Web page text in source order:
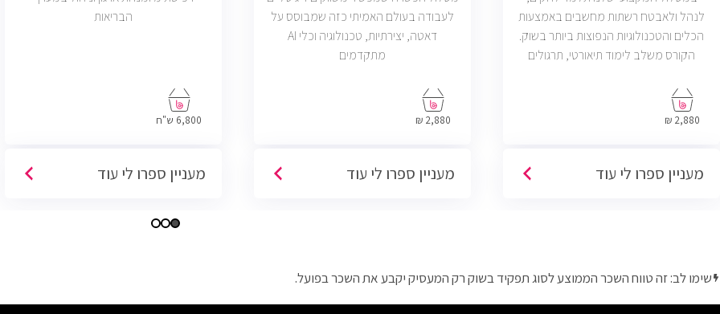
לנהל ולאבטח רשתות מחשבים באמצעות
הכלים והטכנולוגיות הנפוצות ביותר בשוק.
הקורס משלב לימוד תיאורטי, תרגולים
שתוכל להתחיל לעבוד במשרות בתחום ה-
IT, Helpdesk, System, Network ו-Cyber.
2,880 ₪
מעניין ספרו לי עוד
לעבודה בעולם האמיתי כזה שמבוסס על
דאטה, יצירתיות, טכנולוגיה וכלי AI
מתקדמים
2,880 ₪
מעניין ספרו לי עוד
הבריאות
6,800 ש"ח
מעניין ספרו לי עוד
שימו לב: זה טווח השכר הממוצע לסוג תפקיד בשוק רק המעסיק יקבע את השכר בפועל.